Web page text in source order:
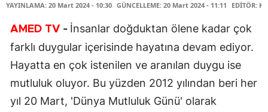
YAYINLAMA: 20 Mart 2024 - 10:30 GÜNCELLEME: 20 Mart 2024 - 11:11 EDİTÖR:
AMED TV - İnsanlar doğduktan ölene kadar çok
farklı duygular içerisinde hayatına devam ediyor.
Hayatta en çok istenilen ve aranılan duygu ise
mutluluk oluyor. Bu yüzden 2012 yılından beri her
yıl 20 Mart, 'Dünya Mutluluk Günü' olarak